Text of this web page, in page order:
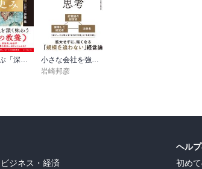
地図で学ぶ「深読み」世界史
小さな会社を強くするマーケティング思考
岩崎邦彦
ビジネス・経済
ヘル
初め